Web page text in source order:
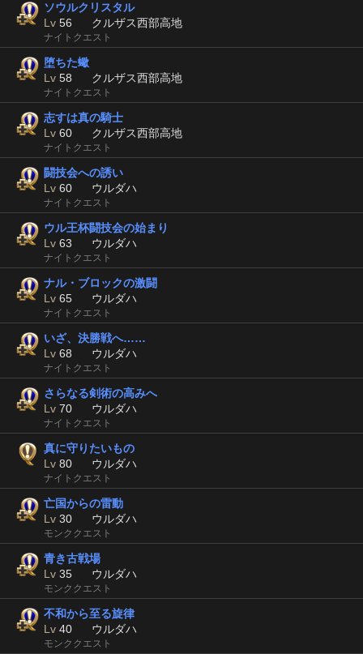
ソウルクリスタル
Lv 56 クルザス西部高地
ナイトクエスト
堕ちた蠍
Lv 58 クルザス西部高地
ナイトクエスト
志すは真の騎士
Lv 60 クルザス西部高地
ナイトクエスト
闘技会への誘い
Lv 60 ウルダハ
ナイトクエスト
ウル王杯闘技会の始まり
Lv 63 ウルダハ
ナイトクエスト
ナル・ブロックの激闘
Lv 65 ウルダハ
ナイトクエスト
いざ、決勝戦へ……
Lv 68 ウルダハ
ナイトクエスト
さらなる剣術の高みへ
Lv 70 ウルダハ
ナイトクエスト
真に守りたいもの
Lv 80 ウルダハ
ナイトクエスト
亡国からの雷動
Lv 30 ウルダハ
モンククエスト
青き古戦場
Lv 35 ウルダハ
モンククエスト
不和から至る旋律
Lv 40 ウルダハ
モンククエスト